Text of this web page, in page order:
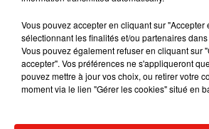
7 août 2026
collaboration tant
dimension avec son
Vous pouvez accepter en cliquant sur "Accepter
sélectionnant les finalités et/ou partenaires
Vous pouvez également refuser en cliquant sur
accepter". Vos préférences ne s'appliqueront
pouvez mettre à jour vos choix, ou retirer votre
moment via le lien "Gérer les cookies" situé en